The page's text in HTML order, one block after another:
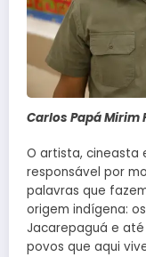
Carlos Papá
O artista, cineasta
responsável por
palavras que
origem indígena:
Jacarepaguá e
povos que aqui